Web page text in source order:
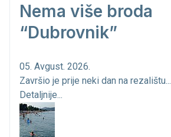
Nema više broda
“Dubrovnik”
05. Avgust. 2026.
Završio je prije neki dan na rezalištu...
Detaljnije...